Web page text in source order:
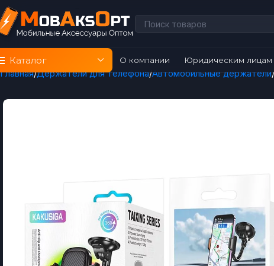
Каталог О компании Юридическим лицам
Главная Держатели для телефона Автомобильные держатели